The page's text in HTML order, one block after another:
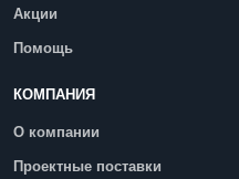
Акции
Помощь
КОМПАНИЯ
О компании
Проектные поставки